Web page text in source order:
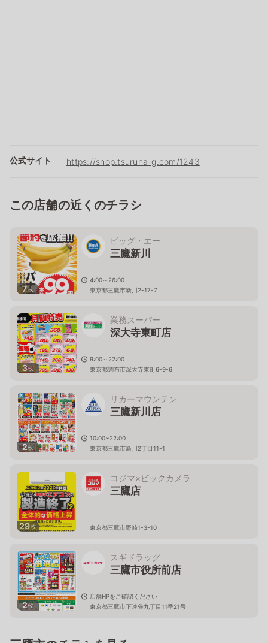
公式サイト https://shop.tsuruha-g.com/1243
この店舗の近くのチラシ
7枚
ビッグ・エー
三鷹新川
4:00～26:00
東京都三鷹市新川2-17-7
3枚
業務スーパー
深大寺東町店
9:00～22:00
東京都調布市深大寺東町6-9-6
2枚
リカーマウンテン
三鷹新川店
10:00~22:00
東京都三鷹市新川2丁目11-1
29枚
コジマ×ビックカメラ
三鷹店
東京都三鷹市野崎1-3-10
2枚
スギドラッグ
三鷹市役所前店
店舗HPをご確認ください
東京都三鷹市下連雀九丁目11番21号